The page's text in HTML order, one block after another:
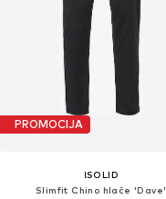
PROMOCIJA
!SOLID
Slimfit Chino hlače 'Dave'